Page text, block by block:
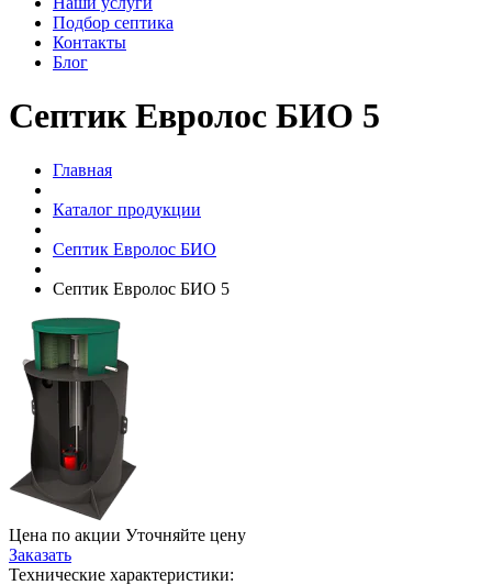
Подбор септика
Контакты
Блог
Септик Евролос БИО 5
Главная
Каталог продукции
Септик Евролос БИО
Септик Евролос БИО 5
Цена по акции Уточняйте цену
Заказать
Технические характеристики: